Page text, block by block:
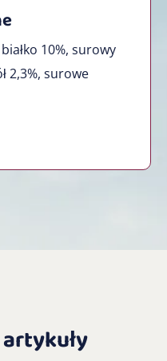
10%, surowy
2,3%, surowe